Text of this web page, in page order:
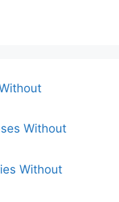
Without
Without